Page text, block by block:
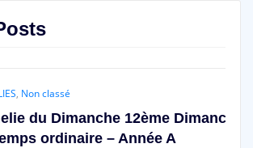
classé
du Dimanche 12ème Dimanche
ordinaire – Année A